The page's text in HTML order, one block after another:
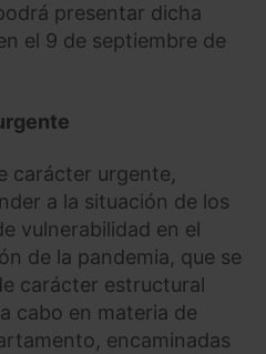
presentar dicha
el 9 de septiembre de
carácter urgente,
a la situación de los
vulnerabilidad en el
de la pandemia, que se
carácter estructural
cabo en materia de
encaminadas